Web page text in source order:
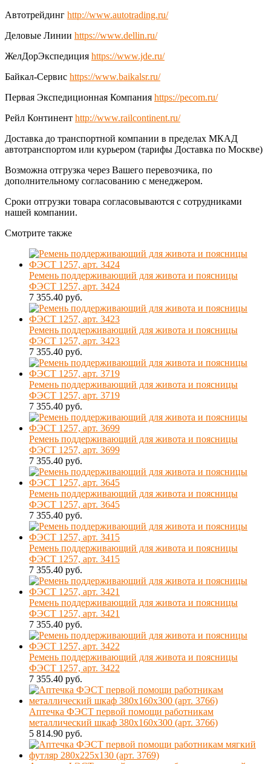
Автотрейдинг http://www.autotrading.ru/
Деловые Линии https://www.dellin.ru/
ЖелДорЭкспедиция https://www.jde.ru/
Байкал-Сервис https://www.baikalsr.ru/
Первая Экспедиционная Компания https://pecom.ru/
Рейл Континент http://www.railcontinent.ru/
Доставка до транспортной компании в пределах МКАД
автотранспортом или курьером (тарифы Доставка по Москве)
Возможна отгрузка через Вашего перевозчика, по
дополнительному согласованию с менеджером.
Сроки отгрузки товара согласовываются с сотрудниками
нашей компании.
Смотрите также
Ремень поддерживающий для живота и поясницы
ФЭСТ 1257, арт. 3424
7 355.40 руб.
Ремень поддерживающий для живота и поясницы
ФЭСТ 1257, арт. 3423
7 355.40 руб.
Ремень поддерживающий для живота и поясницы
ФЭСТ 1257, арт. 3719
7 355.40 руб.
Ремень поддерживающий для живота и поясницы
ФЭСТ 1257, арт. 3699
7 355.40 руб.
Ремень поддерживающий для живота и поясницы
ФЭСТ 1257, арт. 3645
7 355.40 руб.
Ремень поддерживающий для живота и поясницы
ФЭСТ 1257, арт. 3415
7 355.40 руб.
Ремень поддерживающий для живота и поясницы
ФЭСТ 1257, арт. 3421
7 355.40 руб.
Ремень поддерживающий для живота и поясницы
ФЭСТ 1257, арт. 3422
7 355.40 руб.
Аптечка ФЭСТ первой помощи работникам
металлический шкаф 380х160х300 (арт. 3766)
5 814.90 руб.